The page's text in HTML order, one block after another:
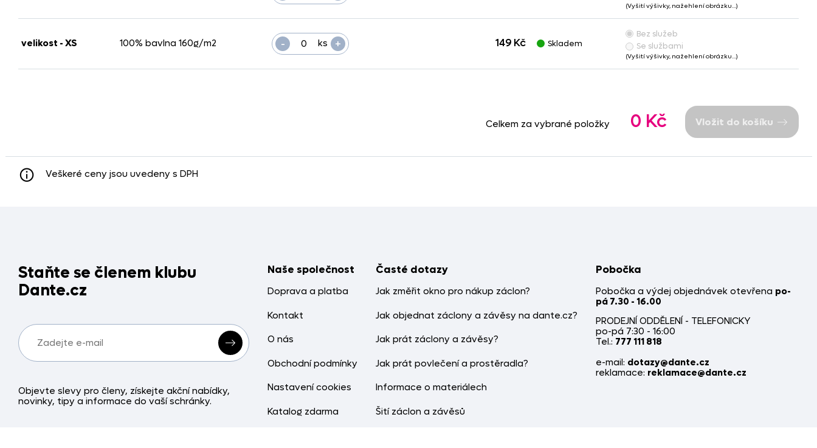
(Vyšití výšivky, nažehlení obrázku…)
velikost - XS 100% bavlna 160g/m2 ks +
- 149 Kč Skladem
Bez služeb
Se službami
(Vyšití výšivky, nažehlení obrázku…)
Celkem za vybrané položky 0 Kč Vložit do košíku
Veškeré ceny jsou uvedeny s DPH
Staňte se členem klubu
Dante.cz
Objevte slevy pro členy, získejte akční nabídky,
novinky, tipy a informace do vaší schránky.
Naše společnost
Doprava a platba
Kontakt
O nás
Obchodní podmínky
Nastavení cookies
Katalog zdarma
Časté dotazy
Jak změřit okno pro nákup záclon?
Jak objednat záclony a závěsy na dante.cz?
Jak prát záclony a závěsy?
Jak prát povlečení a prostěradla?
Informace o materiálech
Šití záclon a závěsů
Pobočka
Pobočka a výdej objednávek otevřena po-
pá 7.30 - 16.00
PRODEJNÍ ODDĚLENÍ - TELEFONICKY
po-pá 7:30 - 16:00
Tel.: 777 111 818
e-mail: dotazy@dante.cz
reklamace: reklamace@dante.cz